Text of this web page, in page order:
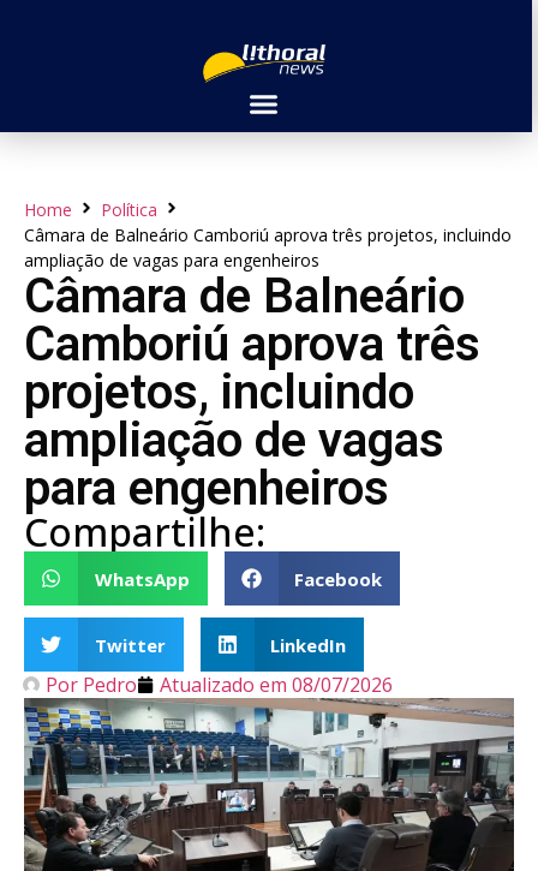
Home
Política
Câmara de Balneário Camboriú aprova três projetos, incluindo
ampliação de vagas para engenheiros
Câmara de Balneário
Camboriú aprova três
projetos, incluindo
ampliação de vagas
para engenheiros
Compartilhe:
WhatsApp Facebook
Twitter LinkedIn
Por Pedro Atualizado em 08/07/2026